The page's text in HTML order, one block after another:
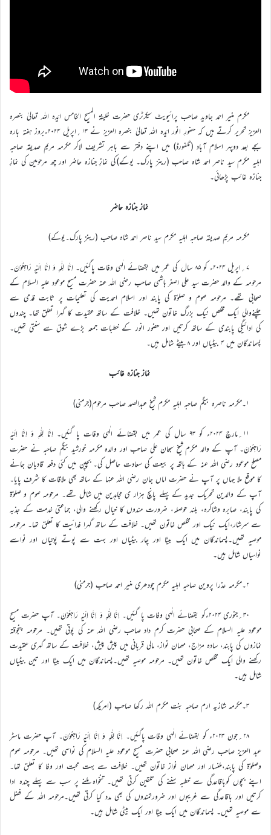
مکرم منیر احمد جاوید صاحب پرائیویٹ سیکرٹری حضرت خلیفۃ المسیح الخامس ایّدہ اللہ تعالیٰ بنصرہ
العزیز تحریر کرتے ہیں کہ حضورِ انور ایّدہ اللہ تعالیٰ بنصرہ العزیز نے ۱۳؍اپریل ۲۰۲۴ءبروز ہفتہ بارہ
بجے بعد دوپہر اسلام آباد (ٹلفورڈ) میں اپنے دفتر سے باہر تشریف لاکر مکرمہ مریم صدیقہ صاحبہ
اہلیہ مکرم سید ناصر احمد شاہ صاحب (رینز پارک۔ یوکے)کی نمازِ جنازہ حاضر اور چھ مرحومین کی نمازِ
جنازہ غائب پڑھائی۔
نماز جنازہ حاضر
مکرمہ مریم صدیقہ صاحبہ اہلیہ مکرم سید ناصر احمد شاہ صاحب (رینز پارک۔یوکے)
۷؍اپریل ۲۰۲۴ء کو ۸۵ سال کی عمر میں بقضائے الٰہی وفات پاگئیں۔ اِنَّا لِلّٰہِ وَ اِنَّا اِلَیْہِ رَاجِعُوْنَ۔
مرحومہ کے والد حضرت سید علی اصغر ہاشمی صاحب رضی اللہ عنہ حضرت مسیح موعود علیہ السلام کے
صحابی تھے۔ مرحومہ صوم و صلوٰۃ کی پابند اور اسلام احمدیت کی تعلیمات پر ثابت قدمی سے
چلنےوالی ایک مخلص نیک بزرگ خاتون تھیں۔ خلافت کے ساتھ عقیدت کا گہرا تعلق تھا۔ چندوں
کی ادائیگی پابندی کے ساتھ کرتیں اور حضور انور کے خطبات جمعہ بڑے شوق سے سنتی تھیں۔
پسماندگان میں ۴ بیٹیاں اور ۸بیٹے شامل ہیں۔
نماز جنازہ غائب
۱۔مکرمہ ناصرہ بیگم صاحبہ اہلیہ مکرم شیخ عبدالصمد صاحب مرحوم(جرمنی)
۱۱؍مارچ ۲۰۲۴ء کو ۹۳ سال کی عمر میں بقضائے الٰہی وفات پا گئیں۔ اِنَّا لِلّٰہِ وَ اِنَّا اِلَیْہِ
رَاجِعُوْنَ۔ آپ کے والد مکرم شیخ سبحان علی صاحب اور والدہ مکرمہ خورشید بیگم صاحبہ نے حضرت
مصلح موعود رضی اللہ عنہ کے ہاتھ پر بیعت کی سعادت حاصل کی۔ بچپن میں کئی دفعہ قادیان جانے
کا موقع ملا جہاں پر آپ نے حضرت اماں جان رضی اللہ عنہا کے ساتھ بھی ملاقات کا شرف پایا۔
آپ کے والدین تحریک جدید کے پہلے پانچ ہزار ی مجاہدین میں شامل تھے۔ مرحومہ صوم و صلوٰۃ
کی پابند، صابرہ وشاکرہ، بلند حوصلہ، ضرورت مندوں کا خیال رکھنے والی، جماعتی خدمت کے جذبہ
سے سرشار،ایک نیک اور مخلص خاتون تھیں۔ خلافت کے ساتھ گہرا فدائیت کا تعلق تھا۔ مرحومہ
موصیہ تھیں۔پسماندگان میں ایک بیٹا اور چار بیٹیاں اور بہت سے پوتے پوتیاں اور نواسے
نواسیاں شامل ہیں۔
۲۔مکرمہ عذرا پروین صاحبہ اہلیہ مکرم چودھری منیر احمد صاحب (جرمنی)
۳۰؍جنوری ۲۰۲۴ءکو بقضائے الٰہی وفات پا گئیں۔ اِنَّا لِلّٰہِ وَ اِنَّا اِلَیْہِ رَاجِعُوْنَ۔ آپ حضرت مسیح
موعود علیہ السلام کے صحابی حضرت کرم داد صاحب رضی اللہ عنہ کی پوتی تھیں۔ مرحومہ پنجوقتہ
نمازوں کی پابند، سادہ مزاج، مہمان نواز، مالی قربانی میں پیش پیش، خلافت کے ساتھ گہری عقیدت
رکھنے والی ایک مخلص خاتون تھیں۔ مرحومہ موصیہ تھیں۔پسماندگان میں ایک بیٹا اور تین بیٹیاں
شامل ہیں۔
۳۔مکرمہ شازیہ ارم صاحبہ بنت مکرم اللہ رکھا صاحب (امریکہ)
۲۸؍جون ۲۰۲۳ء کو بقضائے الٰہی وفات پاگئیں۔ اِنَّا لِلّٰہِ وَ اِنَّا اِلَیْہِ رَاجِعُوْنَ۔ آپ حضرت ماسٹر
عبد العزیز صاحب رضی الله عنہ صحابی حضرت مسیح موعود علیہ السلام کی نواسی تھیں۔ مرحومہ صوم
وصلوٰۃ کی پابند،ملنسار اور مہمان نواز خاتون تھیں۔ خلافت سے بہت محبت اور وفا کا تعلق تھا۔
اپنے بچوں کوباقاعدگی سے خطبہ سننے کی تلقین کرتی تھیں۔ تنخواہ ملنے پر سب سے پہلے چندہ ادا
کرتیں اور باقاعدگی سے غریبوں اور ضرورتمندوں کی بھی مدد کیا کرتی تھیں۔مرحومہ اللہ کے فضل
سے موصیہ تھیں۔ پسماندگان میں ایک بیٹا اور ایک بیٹی شامل ہیں۔